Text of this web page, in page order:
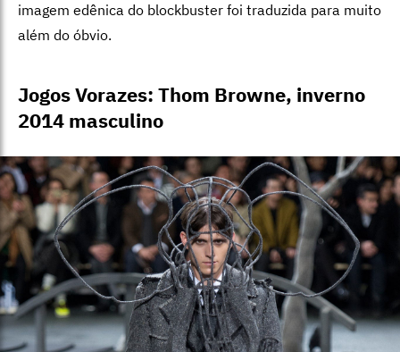
imagem edênica do blockbuster foi traduzida para muito
além do óbvio.
Jogos Vorazes: Thom Browne, inverno
2014 masculino